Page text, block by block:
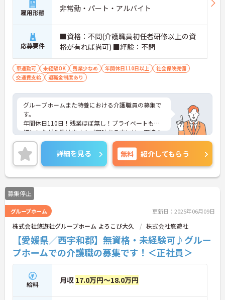
雇用形態 非常勤・パート・アルバイト
応募要件
■資格：不問(介護職員初任者研修以上の資
格が有れば尚可) ■経験：不問
車通勤可 未経験OK 残業少なめ 年間休日110日以上
社会保険完備
交通費支給
退職金制度あり
グループホームまた特養における介護職員の募集で
す。
年間休日110日！残業ほぼ無し！プライベートも大
切にしながら働けます！ご興味ある方には、面接の
ポイントなど、さらに詳細をお話致しますのでお気
軽にご相談ください。
詳細を見る 無料 紹介してもらう
募集停止
グループホーム 更新日：2025年06月09日
株式会社悠遊社グループホーム よろこび大久 株式会社悠遊社
【愛媛県／西宇和郡】無資格・未経験可♪グルー
プホームでの介護職の募集です！＜正社員＞
給料 月収 17.0万円～18.0万円